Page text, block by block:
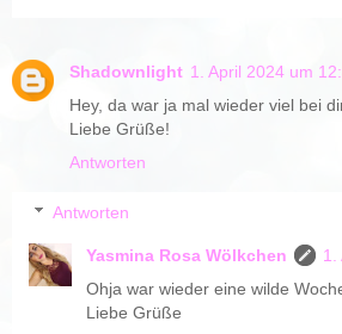
Shadownlight 1. April 2024 um
Hey, da war ja mal wieder viel bei
Liebe Grüße!
Antworten
Antworten
Yasmina Rosa Wölkchen
1.
Ohja war wieder eine wilde
Liebe Grüße